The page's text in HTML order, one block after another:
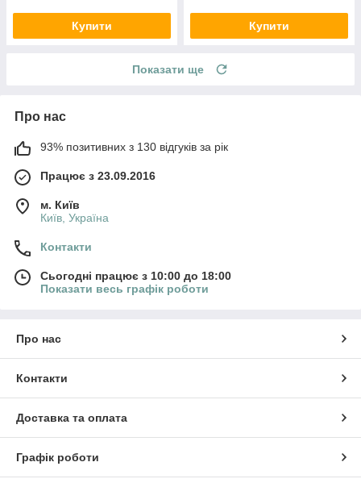
Купити Купити
Показати ще
Про нас
93% позитивних з 130 відгуків за рік
Працює з 23.09.2016
м. Київ
Київ, Україна
Контакти
Сьогодні працює з 10:00 до 18:00
Показати весь графік роботи
Про нас
Контакти
Доставка та оплата
Графік роботи